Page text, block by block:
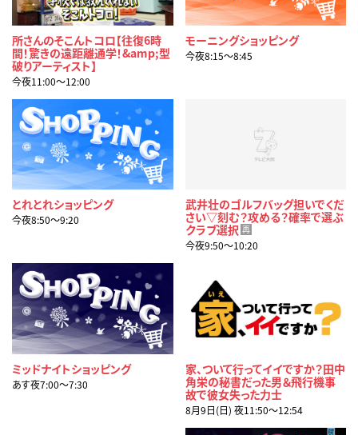
所さんのそこんトコロ【往復6時
間！驚きの遠距離通学！&amp;型
破りアーティスト】
今夜11:00〜12:00
モーニングショッピング
今夜8:15〜8:45
とれとれショッピング
今夜8:50〜9:20
武井壮のゴルフバッグ担いでくだ
さい▽刻む？攻める？確率で選ぶ
クラブ選択 再
今夜9:50〜10:20
ミッドナイトショッピング
あす夜7:00〜7:30
家、ついて行ってイイですか？田中
角栄の秘書だった男＆飛行機事
故で彼女失った力士
8月9日(日) 夜11:50〜12:54